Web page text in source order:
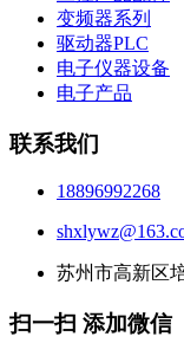
变频器系列
驱动器PLC
电子仪器设备
电子产品
联系我们
18896992268
苏州市高新区
扫一扫 添加微信